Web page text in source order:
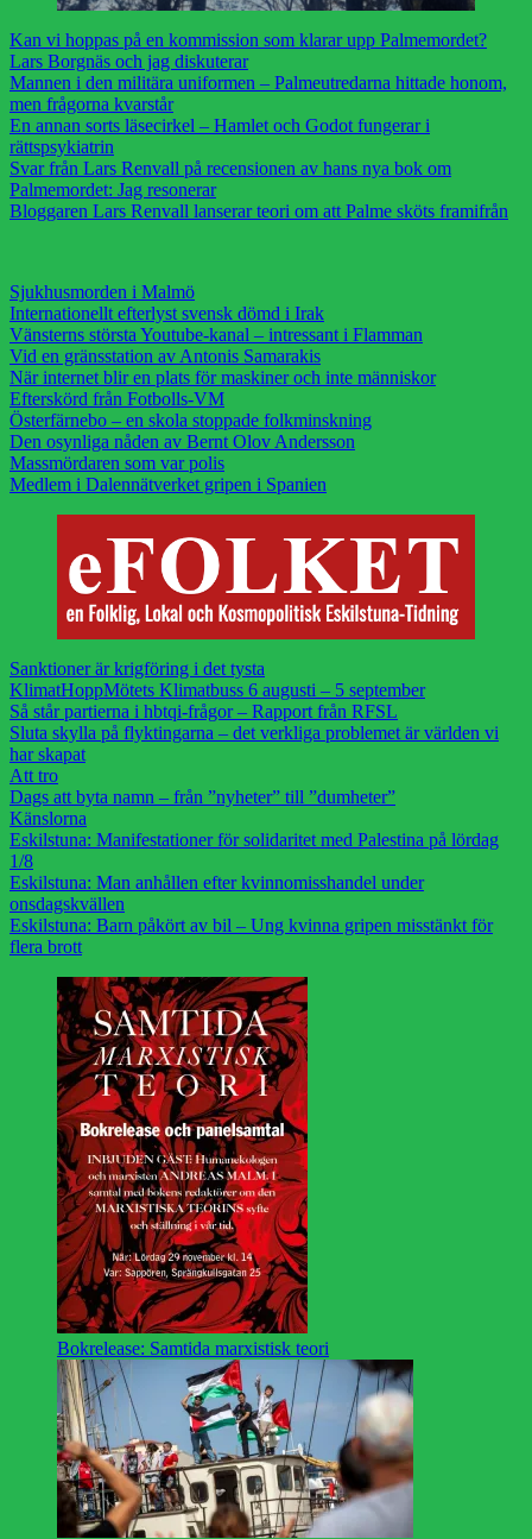
Kan vi hoppas på en kommission som klarar upp Palmemordet?
Lars Borgnäs och jag diskuterar
Mannen i den militära uniformen – Palmeutredarna hittade honom,
men frågorna kvarstår
En annan sorts läsecirkel – Hamlet och Godot fungerar i
rättspsykiatrin
Svar från Lars Renvall på recensionen av hans nya bok om
Palmemordet: Jag resonerar
Bloggaren Lars Renvall lanserar teori om att Palme sköts framifrån
Sjukhusmorden i Malmö
Internationellt efterlyst svensk dömd i Irak
Vänsterns största Youtube-kanal – intressant i Flamman
Vid en gränsstation av Antonis Samarakis
När internet blir en plats för maskiner och inte människor
Efterskörd från Fotbolls-VM
Österfärnebo – en skola stoppade folkminskning
Den osynliga nåden av Bernt Olov Andersson
Massmördaren som var polis
Medlem i Dalennätverket gripen i Spanien
Sanktioner är krigföring i det tysta
KlimatHoppMötets Klimatbuss 6 augusti – 5 september
Så står partierna i hbtqi-frågor – Rapport från RFSL
Sluta skylla på flyktingarna – det verkliga problemet är världen vi
har skapat
Att tro
Dags att byta namn – från ”nyheter” till ”dumheter”
Känslorna
Eskilstuna: Manifestationer för solidaritet med Palestina på lördag
1/8
Eskilstuna: Man anhållen efter kvinnomisshandel under
onsdagskvällen
Eskilstuna: Barn påkört av bil – Ung kvinna gripen misstänkt för
flera brott
Bokrelease: Samtida marxistisk teori